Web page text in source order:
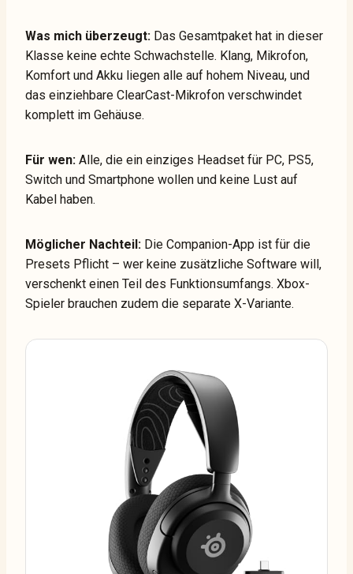
Was mich überzeugt: Das Gesamtpaket hat in dieser
Klasse keine echte Schwachstelle. Klang, Mikrofon,
Komfort und Akku liegen alle auf hohem Niveau, und
das einziehbare ClearCast-Mikrofon verschwindet
komplett im Gehäuse.
Für wen: Alle, die ein einziges Headset für PC, PS5,
Switch und Smartphone wollen und keine Lust auf
Kabel haben.
Möglicher Nachteil: Die Companion-App ist für die
Presets Pflicht – wer keine zusätzliche Software will,
verschenkt einen Teil des Funktionsumfangs. Xbox-
Spieler brauchen zudem die separate X-Variante.